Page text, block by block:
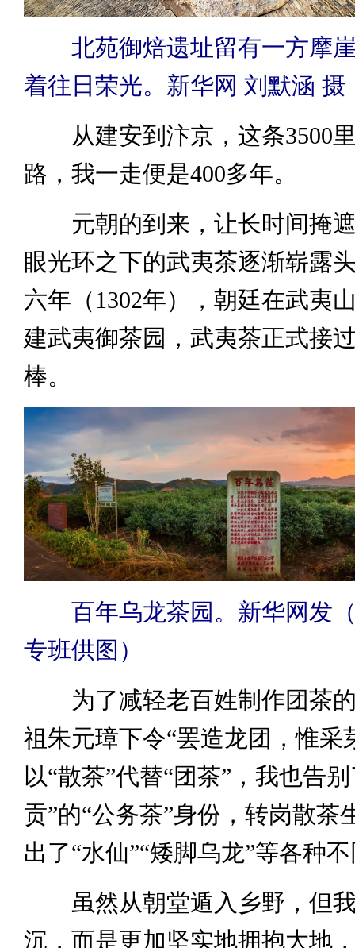
北苑御焙遗址留有一方摩
着往日荣光。新华网 刘默涵 摄
从建安到汴京，这条3500
路，我一走便是400多年。
元朝的到来，让长时间掩遮
眼光环之下的武夷茶逐渐崭露
六年（1302年），朝廷在武夷
建武夷御茶园，武夷茶正式接
棒。
百年乌龙茶园。新华网发（
专班供图）
为了减轻老百姓制作团茶的
祖朱元璋下令“罢造龙团，惟采
以“散茶”代替“团茶”，我也告
贡”的“公务茶”身份，转岗散茶
出了“水仙”“矮脚乌龙”等各种
虽然从朝堂遁入乡野，但我
沉，而是更加坚实地拥抱大地